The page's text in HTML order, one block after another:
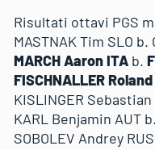
Risultati ottavi PGS
MASTNAK Tim SLO b.
MARCH Aaron ITA b.
FISCHNALLER
KISLINGER
KARL Benjamin AUT
SOBOLEV Andrey